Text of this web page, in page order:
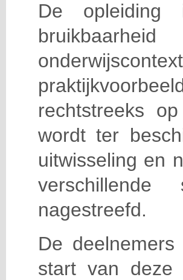
De opleiding
rechtstreeks
wordt ter
uitwisseling en
verschillende
nagestreefd.
De
start van deze